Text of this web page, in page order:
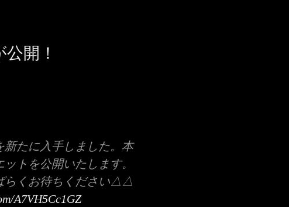
開！
たに入手しました。本
トを公開いたします。
らくお待ちください△△
A7VH5Cc1GZ